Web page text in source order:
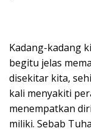
Kadang-kadang
begitu jelas
disekitar kita,
kali menyakiti
menempatkan
miliki. Sebab